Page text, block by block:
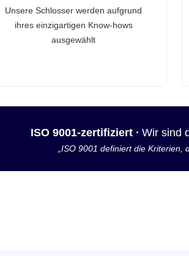
Unsere Schlosser werden aufgrund
ihres einzigartigen Know-hows
ausgewählt
ISO 9001-zertifiziert · Wir sind
„ISO 9001 definiert die